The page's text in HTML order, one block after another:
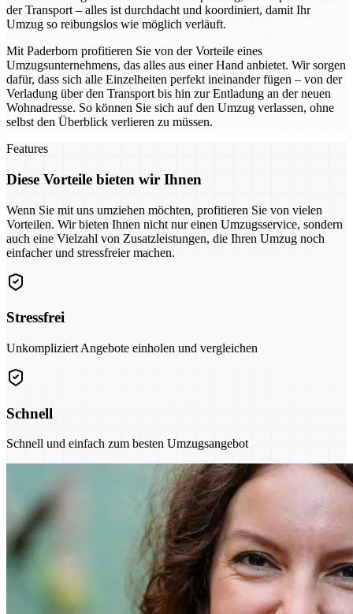
der Transport – alles ist durchdacht und koordiniert, damit Ihr
Umzug so reibungslos wie möglich verläuft.
Mit Paderborn profitieren Sie von der Vorteile eines
Umzugsunternehmens, das alles aus einer Hand anbietet. Wir sorgen
dafür, dass sich alle Einzelheiten perfekt ineinander fügen – von der
Verladung über den Transport bis hin zur Entladung an der neuen
Wohnadresse. So können Sie sich auf den Umzug verlassen, ohne
selbst den Überblick verlieren zu müssen.
Features
Diese Vorteile bieten wir Ihnen
Wenn Sie mit uns umziehen möchten, profitieren Sie von vielen
Vorteilen. Wir bieten Ihnen nicht nur einen Umzugsservice, sondern
auch eine Vielzahl von Zusatzleistungen, die Ihren Umzug noch
einfacher und stressfreier machen.
Stressfrei
Unkompliziert Angebote einholen und vergleichen
Schnell
Schnell und einfach zum besten Umzugsangebot